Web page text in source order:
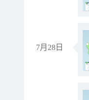
7月28日